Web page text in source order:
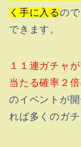
く手に入るの
できます。
１１連ガチャ
当たる確率２
のイベントが
れば多くのガ